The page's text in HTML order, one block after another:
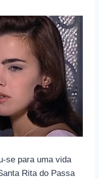
se para uma vida
Rita do Passa